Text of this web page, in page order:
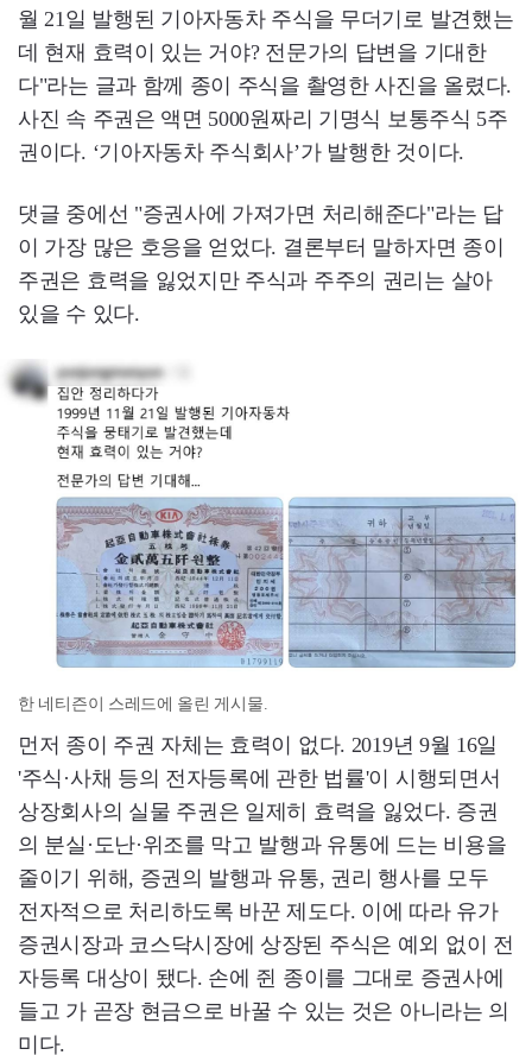
월 21일 발행된 기아자동차 주식을 무더기로 발견했는
데 현재 효력이 있는 거야? 전문가의 답변을 기대한
다"라는 글과 함께 종이 주식을 촬영한 사진을 올렸다.
사진 속 주권은 액면 5000원짜리 기명식 보통주식 5주
권이다. ‘기아자동차 주식회사’가 발행한 것이다.
댓글 중에선 "증권사에 가져가면 처리해준다"라는 답
이 가장 많은 호응을 얻었다. 결론부터 말하자면 종이
주권은 효력을 잃었지만 주식과 주주의 권리는 살아
있을 수 있다.
한 네티즌이 스레드에 올린 게시물.
먼저 종이 주권 자체는 효력이 없다. 2019년 9월 16일
'주식·사채 등의 전자등록에 관한 법률'이 시행되면서
상장회사의 실물 주권은 일제히 효력을 잃었다. 증권
의 분실·도난·위조를 막고 발행과 유통에 드는 비용을
줄이기 위해, 증권의 발행과 유통, 권리 행사를 모두
전자적으로 처리하도록 바꾼 제도다. 이에 따라 유가
증권시장과 코스닥시장에 상장된 주식은 예외 없이 전
자등록 대상이 됐다. 손에 쥔 종이를 그대로 증권사에
들고 가 곧장 현금으로 바꿀 수 있는 것은 아니라는 의
미다.